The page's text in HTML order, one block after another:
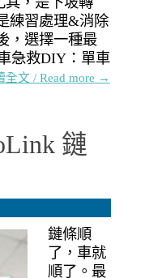
練習處理&消除
，選擇一種最
急救DIY：單車
全文 / Read more →
鏈
鏈條順
了，車就
順了。最